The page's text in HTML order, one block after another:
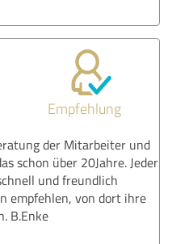
Empfehlung
der Mitarbeiter und
schon über 20Jahre. Jeder
und freundlich
empfehlen, von dort ihre
B.Enke